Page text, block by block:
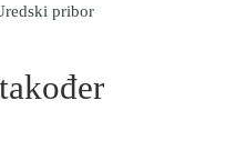
pribor